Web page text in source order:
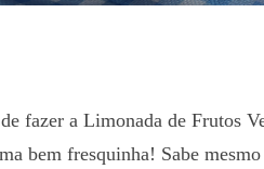
fazer a Limonada de Frutos
bem fresquinha! Sabe